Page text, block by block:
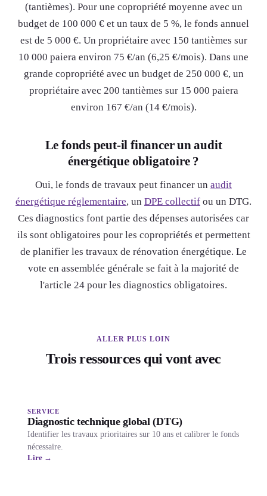
(tantièmes). Pour une copropriété moyenne avec un
budget de 100 000 € et un taux de 5 %, le fonds annuel
est de 5 000 €. Un propriétaire avec 150 tantièmes sur
10 000 paiera environ 75 €/an (6,25 €/mois). Dans une
grande copropriété avec un budget de 250 000 €, un
propriétaire avec 200 tantièmes sur 15 000 paiera
environ 167 €/an (14 €/mois).
Le fonds peut-il financer un audit
énergétique obligatoire ?
Oui, le fonds de travaux peut financer un audit
énergétique réglementaire, un DPE collectif ou un DTG.
Ces diagnostics font partie des dépenses autorisées car
ils sont obligatoires pour les copropriétés et permettent
de planifier les travaux de rénovation énergétique. Le
vote en assemblée générale se fait à la majorité de
l'article 24 pour les diagnostics obligatoires.
ALLER PLUS LOIN
Trois ressources qui vont avec
SERVICE
Diagnostic technique global (DTG)
Identifier les travaux prioritaires sur 10 ans et calibrer le fonds
nécessaire.
Lire →